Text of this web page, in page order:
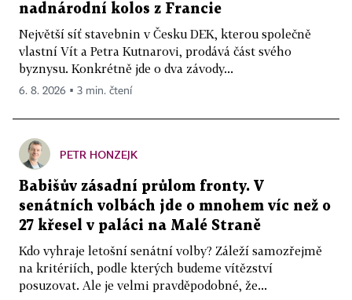
nadnárodní kolos z Francie
Největší síť stavebnin v Česku DEK, kterou společně
vlastní Vít a Petra Kutnarovi, prodává část svého
byznysu. Konkrétně jde o dva závody...
6. 8. 2026 ▪ 3 min. čtení
PETR HONZEJK
Babišův zásadní průlom fronty. V
senátních volbách jde o mnohem víc než o
27 křesel v paláci na Malé Straně
Kdo vyhraje letošní senátní volby? Záleží samozřejmě
na kritériích, podle kterých budeme vítězství
posuzovat. Ale je velmi pravděpodobné, že...